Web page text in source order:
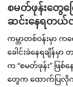
စမတ်ဖုန်းတွေက
ဆင်းနေရတယ်
ကမ္ဘာတစ်ဝန်းမှာ က
ခေါင်းခဲနေရချိ
က “စမတ်ဖုန်း” ဖ
တွေက ထောက်ပြလိုက်ပ